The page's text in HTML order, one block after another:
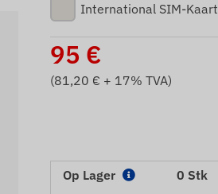
International SIM-Kaart
95 €
(81,20 € + 17% TVA)
Op Lager
0 Stk